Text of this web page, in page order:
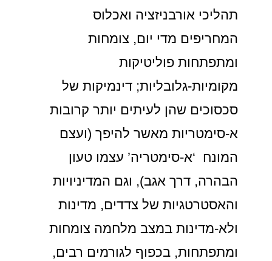
תהליכי אורבניזציה ואכלוס
המחריפים מדי יום, צומחות
ומתפתחות פוליטיקות
מקומיות-גלובליות; דינמיקות של
סכסוכים שהן לעיתים יותר קרובות
א-סימטריות מאשר להיפך (ועצם
המונח ‘א-סימטריה’ עצמו טעון
הבהרה, דרך אגב), וגם המדיניויות
והאסטרטגיות של צדדים, מדינות
ולא-מדינות במצב מלחמה צומחות
ומתפתחות, בכפוף לגורמים רבים,